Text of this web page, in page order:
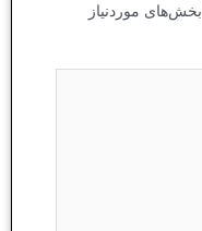
بخش‌های موردنیاز